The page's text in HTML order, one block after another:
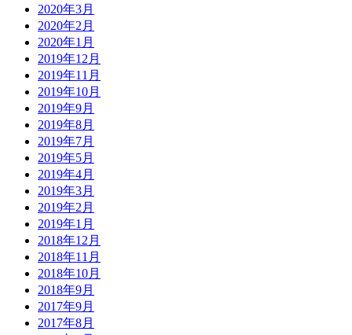
2020年3月
2020年2月
2020年1月
2019年12月
2019年11月
2019年10月
2019年9月
2019年8月
2019年7月
2019年5月
2019年4月
2019年3月
2019年2月
2019年1月
2018年12月
2018年11月
2018年10月
2018年9月
2017年9月
2017年8月